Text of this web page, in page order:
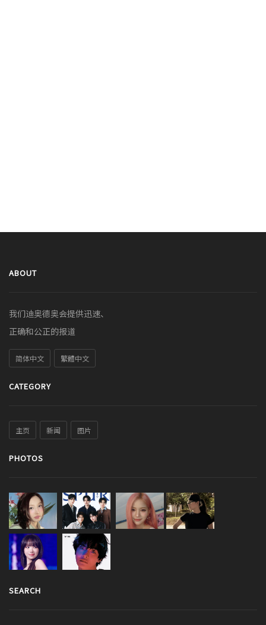
ABOUT
我们迪奥德奥会提供迅速、
正确和公正的报道
简体中文 繁體中文
CATEGORY
主页 新闻 图片
PHOTOS
SEARCH